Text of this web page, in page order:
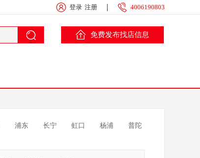
登录 注册 4006190803
免费发布找店信息
浦东 长宁 虹口 杨浦 普陀